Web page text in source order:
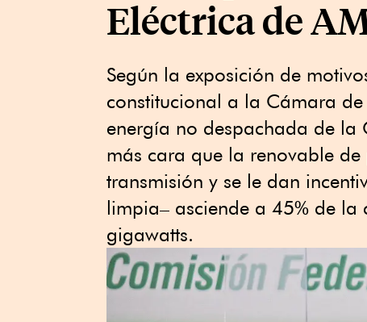
Eléctrica de
Según la exposición de
constitucional a la Cámara
energía no despachada de la
más cara que la renovable
transmisión y se le dan
limpia– asciende a 45% de
gigawatts.